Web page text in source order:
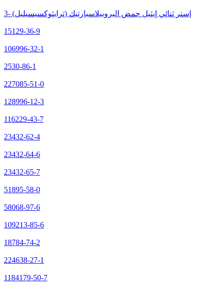
3- (ترايثوكسيسيليل) إستر ثنائي إيثيل حمض البروبيلاسبارتيك
15129-36-9
106996-32-1
2530-86-1
227085-51-0
128996-12-3
116229-43-7
23432-62-4
23432-64-6
23432-65-7
51895-58-0
58068-97-6
109213-85-6
18784-74-2
224638-27-1
1184179-50-7